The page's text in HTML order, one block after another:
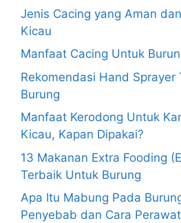
Jenis Cacing yang Aman
Kicau
Manfaat Cacing Untuk
Rekomendasi Hand Sprayer
Burung
Manfaat Kerodong Untuk
Kicau, Kapan Dipakai?
13 Makanan Extra Fooding
Terbaik Untuk Burung
Apa Itu Mabung Pada
Penyebab dan Cara